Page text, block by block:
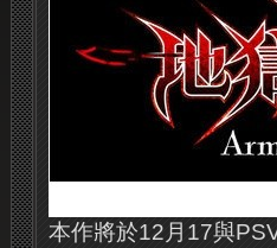
本作將於12月17與